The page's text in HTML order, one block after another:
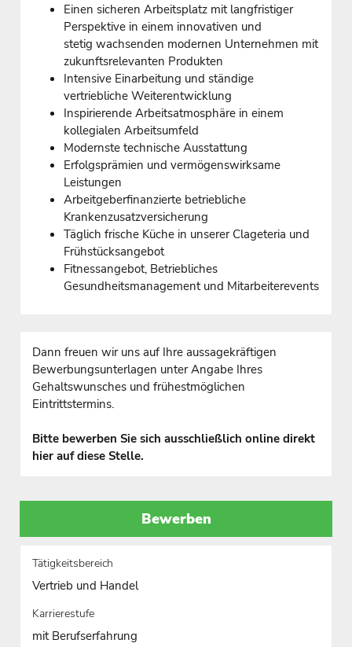
Einen sicheren Arbeitsplatz mit langfristiger
Perspektive in einem innovativen und
stetig wachsenden modernen Unternehmen mit
zukunftsrelevanten Produkten
Intensive Einarbeitung und ständige
vertriebliche Weiterentwicklung
Inspirierende Arbeitsatmosphäre in einem
kollegialen Arbeitsumfeld
Modernste technische Ausstattung
Erfolgsprämien und vermögenswirksame
Leistungen
Arbeitgeberfinanzierte betriebliche
Krankenzusatzversicherung
Täglich frische Küche in unserer Clageteria und
Frühstücksangebot
Fitnessangebot, Betriebliches
Gesundheitsmanagement und Mitarbeiterevents
Dann freuen wir uns auf Ihre aussagekräftigen
Bewerbungsunterlagen unter Angabe Ihres
Gehaltswunsches und frühestmöglichen
Eintrittstermins.
Bitte bewerben Sie sich ausschließlich online direkt
hier auf diese Stelle.
Bewerben
Tätigkeitsbereich
Vertrieb und Handel
Karrierestufe
mit Berufserfahrung